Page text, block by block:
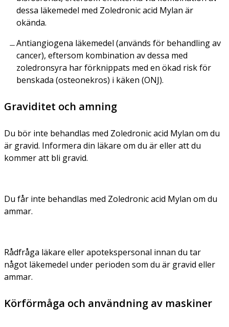
dessa läkemedel med Zoledronic acid Mylan är
okända.
Antiangiogena läkemedel (används för behandling av
cancer), eftersom kombination av dessa med
zoledronsyra har förknippats med en ökad risk för
benskada (osteonekros) i käken (ONJ).
Graviditet och amning
Du bör inte behandlas med Zoledronic acid Mylan om du
är gravid. Informera din läkare om du är eller att du
kommer att bli gravid.
Du får inte behandlas med Zoledronic acid Mylan om du
ammar.
Rådfråga läkare eller apotekspersonal innan du tar
något läkemedel under perioden som du är gravid eller
ammar.
Körförmåga och användning av maskiner